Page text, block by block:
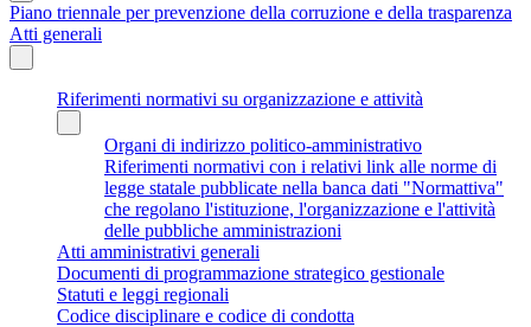
Piano triennale per prevenzione della corruzione e della trasparenza
Atti generali
Riferimenti normativi su organizzazione e attività
Organi di indirizzo politico-amministrativo
Riferimenti normativi con i relativi link alle norme di
legge statale pubblicate nella banca dati "Normattiva"
che regolano l'istituzione, l'organizzazione e l'attività
delle pubbliche amministrazioni
Atti amministrativi generali
Documenti di programmazione strategico gestionale
Statuti e leggi regionali
Codice disciplinare e codice di condotta